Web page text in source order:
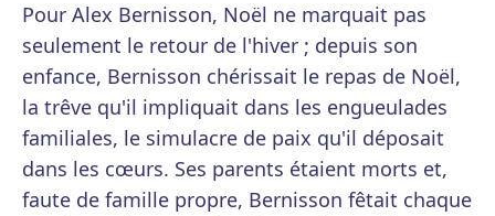
Pour Alex Bernisson, Noël ne marquait pas
seulement le retour de l'hiver ; depuis son
enfance, Bernisson chérissait le repas de Noël,
la trêve qu'il impliquait dans les engueulades
familiales, le simulacre de paix qu'il déposait
dans les cœurs. Ses parents étaient morts et,
faute de famille propre, Bernisson fêtait chaque